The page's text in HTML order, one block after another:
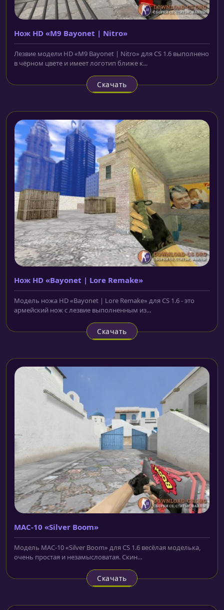
Нож HD «M9 Bayonet | Nitro»
Лезвие модели HD «M9 Bayonet | Nitro» для CS 1.6 выполнено
в чёрном цвете и имеет логотип ближе к...
Скачать
Нож HD «Bayonet | Lore Remake»
Модель ножа HD «Bayonet | Lore Remake» для CS 1.6 - это
армейский нож с лезвие выполненным из...
Скачать
MAC-10 «Silver Boom»
Модель MAC-10 «Silver Boom» для CS 1.6 весёлая моделька,
очень простая и незамысловатая. Скин...
Скачать